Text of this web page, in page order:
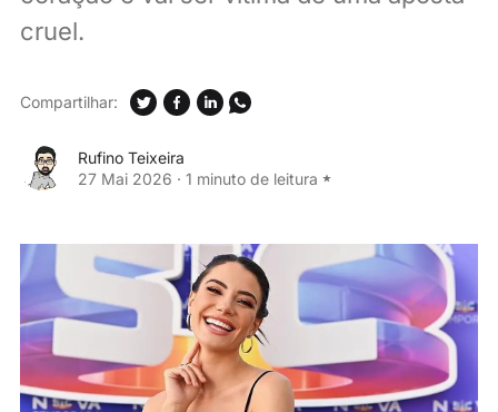
cruel.
Rufino Teixeira
27 Mai 2026 · 1 minuto de leitura
Compartilhar: